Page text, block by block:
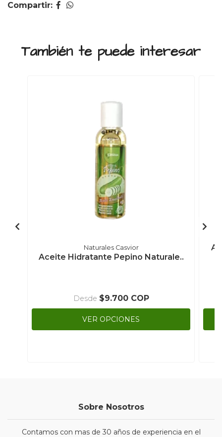
Compartir:
También te puede interesar
Naturales Casvior
Aceite Hidratante Pepino Naturale..
Desde $9.700 COP
VER OPCIONES
Sobre Nosotros
Contamos con mas de 30 años de experiencia en el